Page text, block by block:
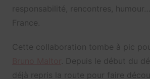
responsabilité, rencontres,
France.
Cette collaboration tombe à pic
. Depuis le début du
déjà repris la route pour faire